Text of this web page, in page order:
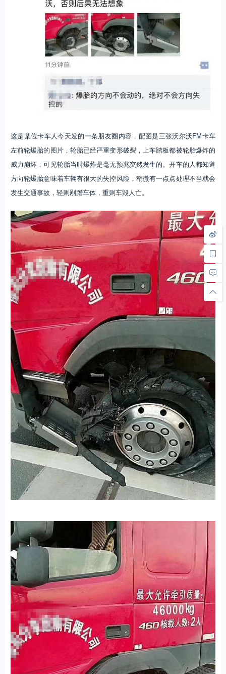
这是某位卡车人今天发的一条朋友圈内容，配图是三张沃尔沃FM卡车
左前轮爆胎的图片，轮胎已经严重变形破裂，上车踏板都被轮胎爆炸的
威力崩坏，可见轮胎当时爆炸是毫无预兆突然发生的。开车的人都知道
方向轮爆胎意味着车辆有很大的失控风险，稍微有一点点处理不当就会
发生交通事故，轻则剐蹭车体，重则车毁人亡。